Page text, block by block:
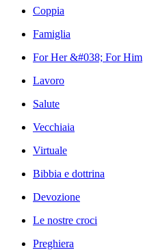
Coppia
Famiglia
For Her &#038; For Him
Lavoro
Salute
Vecchiaia
Virtuale
Bibbia e dottrina
Devozione
Le nostre croci
Preghiera